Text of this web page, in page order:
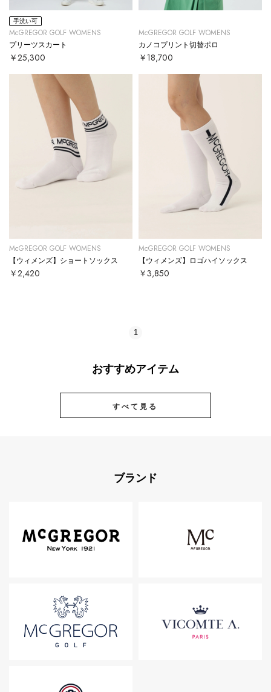
手洗い可
McGREGOR GOLF WOMENS
プリーツスカート
￥25,300
McGREGOR GOLF WOMENS
カノコプリント切替ポロ
￥18,700
McGREGOR GOLF WOMENS
【ウィメンズ】ショートソックス
￥2,420
McGREGOR GOLF WOMENS
【ウィメンズ】ロゴハイソックス
￥3,850
1
おすすめアイテム
すべて見る
ブランド